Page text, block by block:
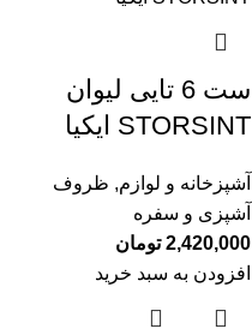
ست 6 تایی لیوان
STORSINT ایکیا
آشپزخانه و لوازم, ظروف
آشپزی و سفره
2,420,000 تومان
افزودن به سبد خرید